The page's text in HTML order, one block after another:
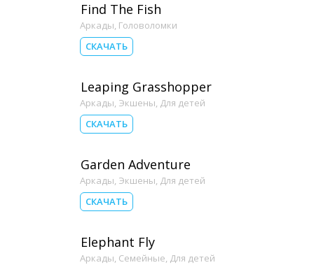
Find The Fish
Аркады, Головоломки
СКАЧАТЬ
Leaping Grasshopper
Аркады, Экшены, Для детей
СКАЧАТЬ
Garden Adventure
Аркады, Экшены, Для детей
СКАЧАТЬ
Elephant Fly
Аркады, Семейные, Для детей